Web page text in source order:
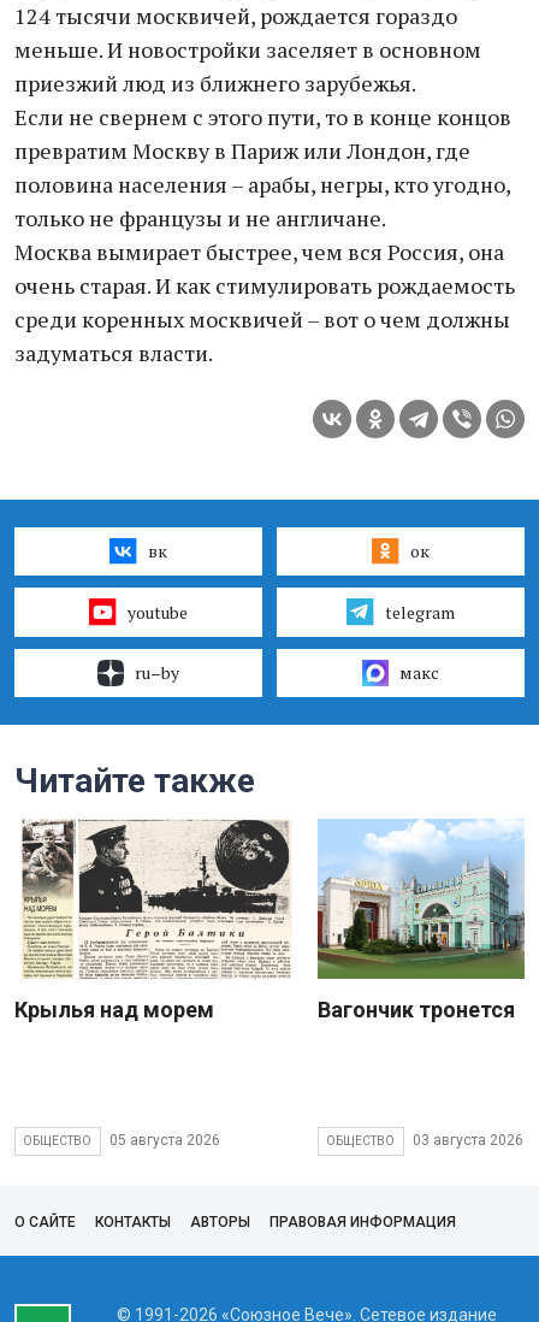
124 тысячи москвичей, рождается гораздо
меньше. И новостройки заселяет в основном
приезжий люд из ближнего зарубежья.
Если не свернем с этого пути, то в конце концов
превратим Москву в Париж или Лондон, где
половина населения – арабы, негры, кто угодно,
только не французы и не англичане.
Москва вымирает быстрее, чем вся Россия, она
очень старая. И как стимулировать рождаемость
среди коренных москвичей – вот о чем должны
задуматься власти.
вк ок
youtube telegram
ru–by макс
Читайте также
Крылья над морем
ОБЩЕСТВО 05 августа 2026
Вагончик тронется
ОБЩЕСТВО 03 августа 2026
О САЙТЕ КОНТАКТЫ АВТОРЫ ПРАВОВАЯ ИНФОРМАЦИЯ
© 1991-2026 «Союзное Вече». Сетевое издание